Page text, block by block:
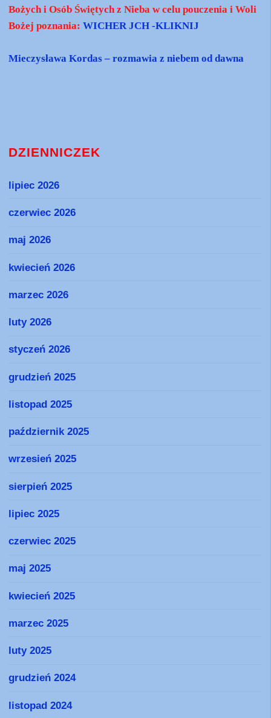
Bożych i Osób Świętych z Nieba w celu pouczenia i Woli
Bożej poznania:WICHER JCH -KLIKNIJ
Mieczysława Kordas – rozmawia z niebem od dawna
DZIENNICZEK
lipiec 2026
czerwiec 2026
maj 2026
kwiecień 2026
marzec 2026
luty 2026
styczeń 2026
grudzień 2025
listopad 2025
październik 2025
wrzesień 2025
sierpień 2025
lipiec 2025
czerwiec 2025
maj 2025
kwiecień 2025
marzec 2025
luty 2025
grudzień 2024
listopad 2024